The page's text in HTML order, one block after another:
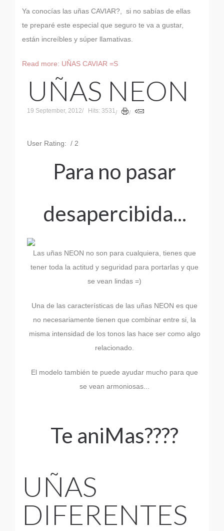
Ya conocías las uñas CAVIAR?, si no sabías de ellas
te preparé este especial que seguro te va a gustar,
están increíbles y súper llamativas.
Read more: UÑAS CAVIAR =S
UÑAS NEON
19 September, 2012 Hits: 3531
User Rating: / 2
Para no pasar
desapercibida...
Las uñas NEON no son para cualquiera, tienes que
tener toda la actitud y seguridad para portarlas y que
se vean lindas =)
Una de las características de las uñas NEON es que
no necesariamente tienen que combinar entre si, la
misma intensidad de los tonos las hace ser como algo
relacionado.
El modelo también te puede ayudar mucho para que
se vean armoniosas...
Te aniMas????
UÑAS
DIFERENTES